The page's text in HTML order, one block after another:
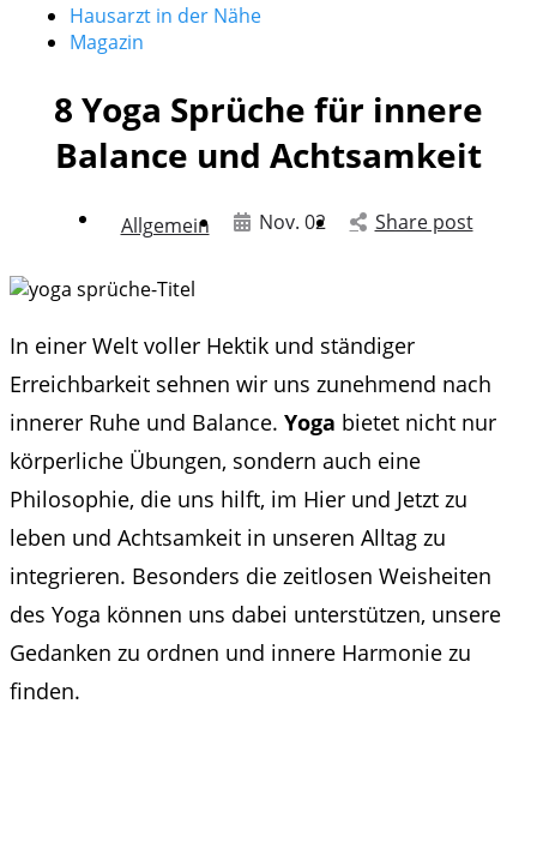
Hausarzt in der Nähe
Magazin
8 Yoga Sprüche für innere
Balance und Achtsamkeit
Allgemein Nov. 02 Share post
In einer Welt voller Hektik und ständiger
Erreichbarkeit sehnen wir uns zunehmend nach
innerer Ruhe und Balance. Yoga bietet nicht nur
körperliche Übungen, sondern auch eine
Philosophie, die uns hilft, im Hier und Jetzt zu
leben und Achtsamkeit in unseren Alltag zu
integrieren. Besonders die zeitlosen Weisheiten
des Yoga können uns dabei unterstützen, unsere
Gedanken zu ordnen und innere Harmonie zu
finden.